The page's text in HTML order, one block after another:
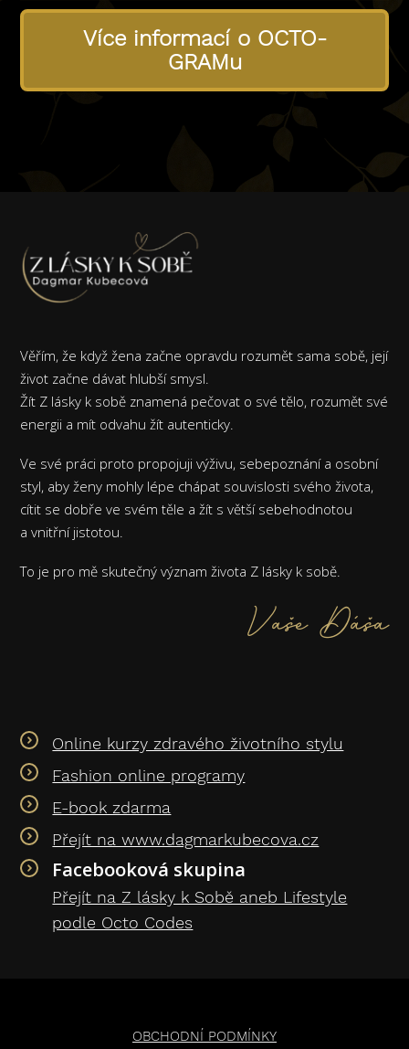
Více informací o OCTO-
GRAMu
Věřím, že když žena začne opravdu rozumět sama sobě, její
život začne dávat hlubší smysl.
Žít Z lásky k sobě znamená pečovat o své tělo, rozumět své
energii a mít odvahu žít autenticky.
Ve své práci proto propojuji výživu, sebepoznání a osobní
styl, aby ženy mohly lépe chápat souvislosti svého života,
cítit se dobře ve svém těle a žít s větší sebehodnotou
a vnitřní jistotou.
To je pro mě skutečný význam života Z lásky k sobě.
Vaše Dáša
Online kurzy zdravého životního stylu
Fashion online programy
E-book zdarma
Přejít na www.dagmarkubecova.cz
Facebooková skupina
Přejít na Z lásky k Sobě aneb Lifestyle
podle Octo Codes
OBCHODNÍ PODMÍNKY